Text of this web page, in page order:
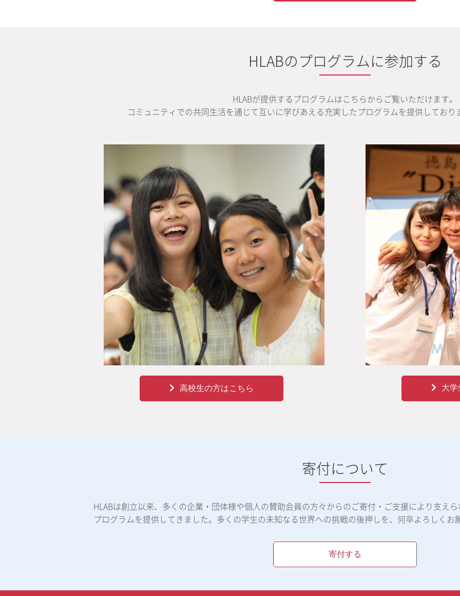
HLABのプログラムに参加する
HLABが提供するプログラムはこちらからご覧いただけます。
コミュニティでの共同生活を通じて互いに学びあえる充実したプログラムを提供しており
高校生の方はこちら 大学
寄付について
HLABは創立以来、多くの企業・団体様や個人の賛助会員の方々からのご寄付・ご支援により支え
プログラムを提供してきました。多くの学生の未知なる世界への挑戦の後押しを、何卒よろしくお
寄付する